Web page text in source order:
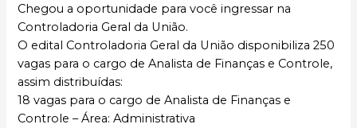
Chegou a oportunidade para você ingressar na
Controladoria Geral da União.
O edital Controladoria Geral da União disponibiliza 250
vagas para o cargo de Analista de Finanças e Controle,
assim distribuídas:
18 vagas para o cargo de Analista de Finanças e
Controle – Área: Administrativa